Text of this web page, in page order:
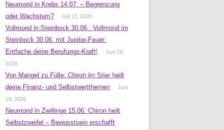
Neumond in Krebs 14.07. – Begrenzung
oder Wachstum?
Juli 13, 2026
Vollmond in Steinbock 30.06.: Vollmond im
Steinbock 30.06. mit Jupiter-Feuer:
Entfache deine Berufungs-Kraft!
Juni 29,
2026
Von Mangel zu Fülle: Chiron im Stier heilt
deine Finanz- und Selbstwertthemen
Juni
18, 2026
Neumond in Zwillinge 15.06: Chiron heilt
Selbstzweifel – Bewusstsein erschafft